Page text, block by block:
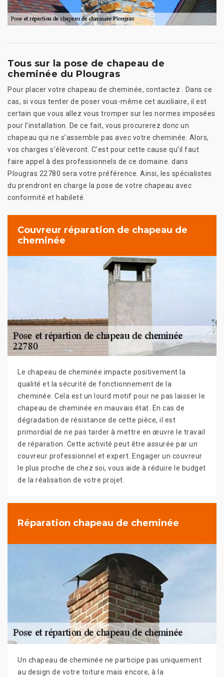
Tous sur la pose de chapeau de
cheminée du Plougras
Pour placer votre chapeau de cheminée, contactez . Dans ce
cas, si vous tenter de poser vous-même cet auxiliaire, il est
certain que vous allez vous tromper sur les normes imposées
pour l’installation. De ce fait, vous procurerez donc un
chapeau qui ne s’assemble pas avec votre cheminée. Alors,
vos charges s’élèveront. C’est pour cette cause qu’il faut
faire appel à des professionnels de ce domaine. dans
Plougras 22780 sera votre préférence. Ainsi, les spécialistes
du prendront en charge la pose de votre chapeau avec
conformité et habileté.
Couvreur réparation de chapeau de
cheminée
Le chapeau de cheminée impacte positivement la
qualité et la sécurité de fonctionnement de la
cheminée. Cela est un lourd motif pour ne pas laisser le
chapeau de cheminée en mauvais état. En cas de
dégradation de résistance de cette pièce, il est
primordial de ne pas tarder à mettre en œuvre le travail
de réparation. Cette activité peut être assurée par un
couvreur professionnel et expert. Engager un couvreur
le plus proche de chez soi, vous aide à réduire le budget
de la réalisation de votre projet.
Réparation chapeau de cheminée
Un chapeau de cheminée ne participe pas uniquement
au design de votre toiture mais encore, à la